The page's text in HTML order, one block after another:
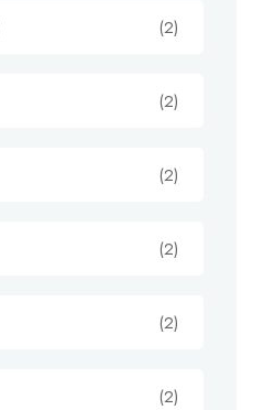
(2)
(2)
(2)
(2)
(2)
(2)